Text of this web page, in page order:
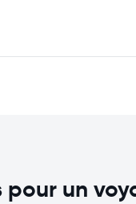
pour un